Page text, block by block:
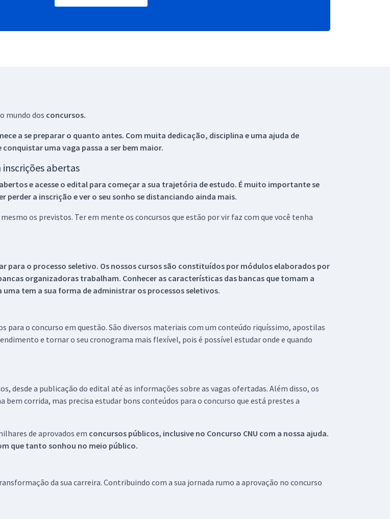
mundo dos concursos.
a se preparar o quanto antes. Com muita dedicação, disciplina e uma ajuda de
conquistar uma vaga passa a ser bem maior.
abertas
e acesse o edital para começar a sua trajetória de estudo. É muito importante se
a inscrição e ver o seu sonho se distanciando ainda mais.
os previstos. Ter em mente os concursos que estão por vir faz com que você tenha
para o processo seletivo. Os nossos cursos são constituídos por módulos elaborados por
organizadoras trabalham. Conhecer as características das bancas que tomam a
tem a sua forma de administrar os processos seletivos.
para o concurso em questão. São diversos materiais com um conteúdo riquíssimo, apostilas
e tornar o seu cronograma mais flexível, pois é possível estudar onde e quando
desde a publicação do edital até as informações sobre as vagas ofertadas. Além disso, os
corrida, mas precisa estudar bons conteúdos para o concurso que está prestes a
de aprovados em concursos públicos, inclusive no Concurso CNU com a nossa ajuda.
que tanto sonhou no meio público.
da sua carreira. Contribuindo com a sua jornada rumo a aprovação no concurso